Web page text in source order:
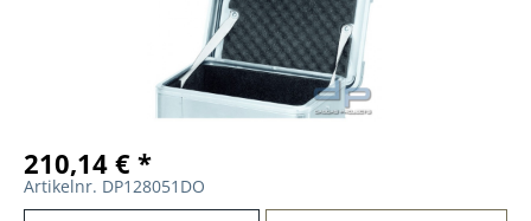
210,14 € *
Artikelnr. DP128051DO